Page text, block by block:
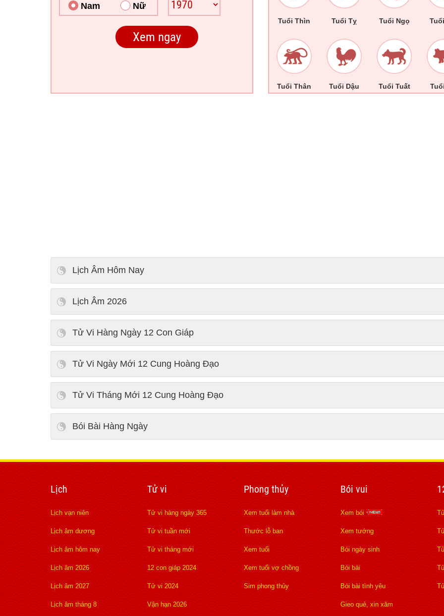
Nam Nữ
Tuổi Thìn Tuổi Tỵ Tuổi Ngọ
Tuổi Thân Tuổi Dậu Tuổi Tuất
Lịch Âm Hôm Nay
Lịch Âm 2026
Tử Vi Hàng Ngày 12 Con Giáp
Tử Vi Ngày Mới 12 Cung Hoàng Đạo
Tử Vi Tháng Mới 12 Cung Hoàng Đạo
Bói Bài Hàng Ngày
Lịch
Lịch vạn niên
Lịch âm dương
Lịch âm hôm nay
Lịch âm 2026
Lịch âm 2027
Lịch âm tháng 8
Tử vi
Tử vi hàng ngày 365
Tử vi tuần mới
Tử vi tháng mới
12 con giáp 2024
Tử vi 2024
Vận hạn 2026
Phong thủy
Xem tuổi làm nhà
Thước lỗ ban
Xem tuổi
Xem tuổi vợ chồng
Sim phong thủy
Bói vui
Xem bói
Xem tướng
Bói ngày sinh
Bói bài
Bói bài tình yêu
Gieo quẻ, xin xăm